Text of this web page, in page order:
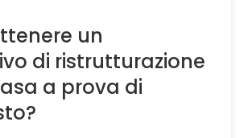
un
di ristrutturazione
a prova di